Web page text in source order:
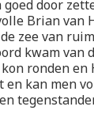
door
Brian
zee van
kwam van
ronden
en kan men